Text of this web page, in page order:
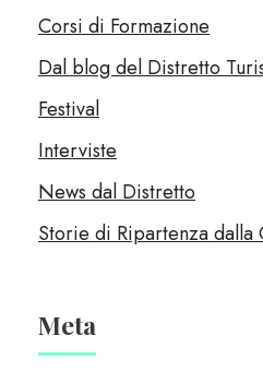
Corsi di Formazione
Dal blog del Distretto
Festival
Interviste
News dal Distretto
Storie di Ripartenza dalla
Meta